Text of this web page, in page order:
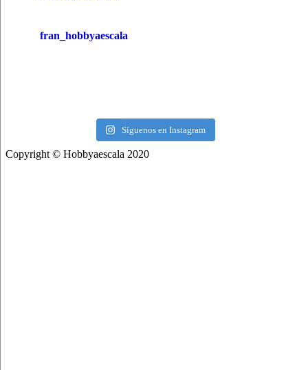
fran_hobbyaescala
Síguenos en Instagram
Copyright © Hobbyaescala 2020